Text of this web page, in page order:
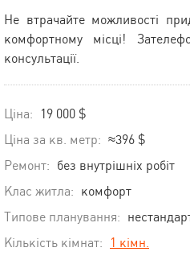
Не втрачайте можливості
комфортному місці!
консультації.
Ціна:
19 000 $
Ціна за кв. метр: ≈396 $
Ремонт: без внутрішніх робіт
Клас житла: комфорт
Типове планування:
Кількість кімнат:
1 кімн.